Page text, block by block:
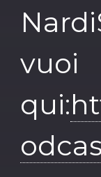
qui: